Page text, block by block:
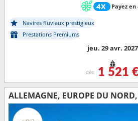
Payez en
Navires fluviaux prestigieux
Prestations Premiums
jeu. 29 avr. 2027
dès 1 521
ALLEMAGNE, EUROPE DU NORD,